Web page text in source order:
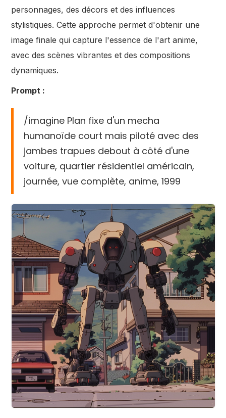
personnages, des décors et des influences
stylistiques. Cette approche permet d'obtenir une
image finale qui capture l'essence de l'art anime,
avec des scènes vibrantes et des compositions
dynamiques.
Prompt :
/imagine Plan fixe d'un mecha
humanoïde court mais piloté avec des
jambes trapues debout à côté d'une
voiture, quartier résidentiel américain,
journée, vue complète, anime, 1999